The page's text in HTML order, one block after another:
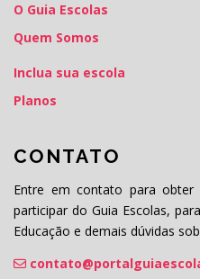
O Guia Escolas
Quem Somos
Inclua sua escola
Planos
CONTATO
Entre em contato para
participar do Guia Escolas,
Educação e demais dúvidas